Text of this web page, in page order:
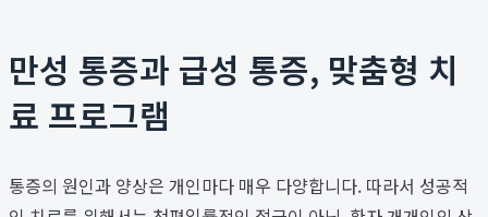
만성 통증과 급성 통증, 맞춤형 치
료 프로그램
통증의 원인과 양상은 개인마다 매우 다양합니다. 따라서 성공적